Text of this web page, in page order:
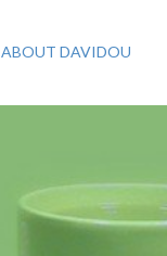
ABOUT DAVIDOU